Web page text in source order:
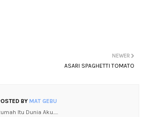
NEWER
ASARI SPAGHETTI TOMATO
BY MAT GEBU
Itu Dunia Aku.....